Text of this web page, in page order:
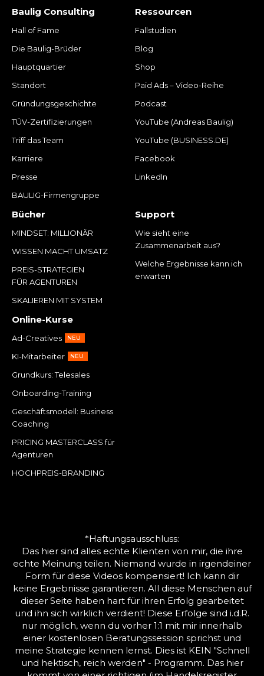
Baulig Consulting
Hall of Fame
Die Baulig-Brüder
Hauptquartier
Standort
Gründungsgeschichte
TÜV-Zertifizierungen
Triff das Team
Karriere
Presse
BAULIG-Firmengruppe
Ressourcen
Fallstudien
Blog
Shop
Paid Ads – Video-Reihe
Podcast
YouTube (Andreas Baulig)
YouTube (BUSINESS.DE)
Facebook
LinkedIn
Bücher
MINDSET: MILLIONÄR
WISSEN MACHT UMSATZ
PREIS-STRATEGIEN
FÜR AGENTUREN
SKALIEREN MIT SYSTEM
Online-Kurse
Ad-Creatives NEU
KI-Mitarbeiter NEU
Grundkurs: Telesales
Onboarding-Training
Geschäftsmodell: Business
Coaching
PRICING MASTERCLASS für
Agenturen
HOCHPREIS-BRANDING
Support
Wie sieht eine
Zusammenarbeit aus?
Welche Ergebnisse kann ich
erwarten
*Haftungsausschluss:
Das hier sind alles echte Klienten von mir, die ihre
echte Meinung teilen. Niemand wurde in irgendeiner
Form für diese Videos kompensiert! Ich kann dir
keine Ergebnisse garantieren. All diese Menschen auf
dieser Seite haben hart für ihren Erfolg gearbeitet
und ihn sich wirklich verdient! Diese Erfolge sind i.d.R.
nur möglich, wenn du vorher 1:1 mit mir innerhalb
einer kostenlosen Beratungssession sprichst und
meine Strategie kennen lernst. Dies ist KEIN "Schnell
und hektisch, reich werden" - Programm. Das hier